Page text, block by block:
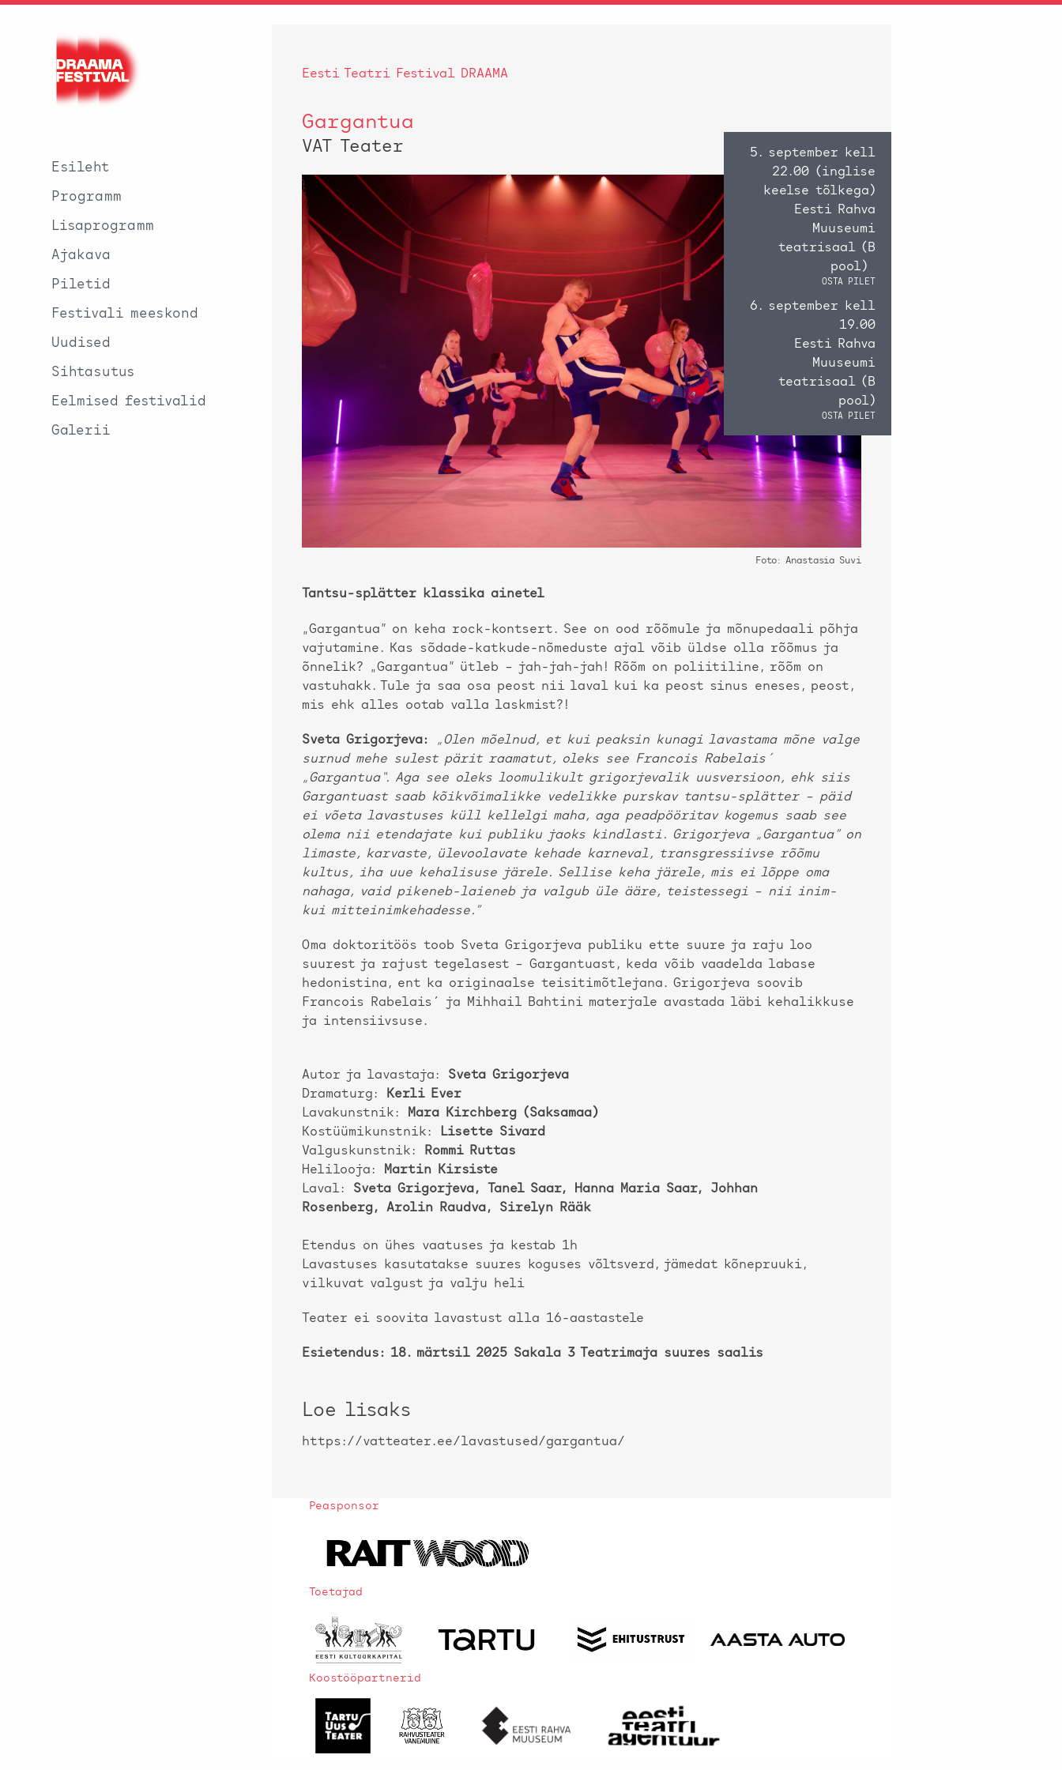
Esileht
Programm
Lisaprogramm
Ajakava
Piletid
Festivali meeskond
Uudised
Sihtasutus
Eelmised festivalid
Galerii
Eesti Teatri Festival DRAAMA
Gargantua
VAT Teater
Foto: Anastasia Suvi
5. september kell
22.00 (inglise
keelse tõlkega)
Eesti Rahva
Muuseumi
teatrisaal (B
pool)
OSTA PILET
6. september kell
19.00
Eesti Rahva
Muuseumi
teatrisaal (B
pool)
OSTA PILET
Tantsu-splätter klassika ainetel
„Gargantua” on keha rock-kontsert. See on ood rõõmule ja mõnupedaali põhja
vajutamine. Kas sõdade-katkude-nõmeduste ajal võib üldse olla rõõmus ja
õnnelik? „Gargantua” ütleb – jah-jah-jah! Rõõm on poliitiline, rõõm on
vastuhakk. Tule ja saa osa peost nii laval kui ka peost sinus eneses, peost,
mis ehk alles ootab valla laskmist?!
Sveta Grigorjeva:
„Olen mõelnud, et kui peaksin kunagi lavastama mõne valge
surnud mehe sulest pärit raamatut, oleks see Francois Rabelais´
„Gargantua“. Aga see oleks loomulikult grigorjevalik uusversioon, ehk siis
Gargantuast saab kõikvõimalikke vedelikke purskav tantsu-splätter – päid
ei võeta lavastuses küll kellelgi maha, aga peadpööritav kogemus saab see
olema nii etendajate kui publiku jaoks kindlasti. Grigorjeva „Gargantua” on
limaste, karvaste, ülevoolavate kehade karneval, transgressiivse rõõmu
kultus, iha uue kehalisuse järele. Sellise keha järele, mis ei lõppe oma
nahaga, vaid pikeneb-laieneb ja valgub üle ääre, teistessegi – nii inim-
kui mitteinimkehadesse.”
Oma doktoritöös toob Sveta Grigorjeva publiku ette suure ja raju loo
suurest ja rajust tegelasest – Gargantuast, keda võib vaadelda labase
hedonistina, ent ka originaalse teisitimõtlejana. Grigorjeva soovib
Francois Rabelais´ ja Mihhail Bahtini materjale avastada läbi kehalikkuse
ja intensiivsuse.
Autor ja lavastaja: Sveta Grigorjeva
Dramaturg:
Kerli Ever
Lavakunstnik:
Mara Kirchberg (Saksamaa)
Kostüümikunstnik:
Lisette Sivard
Valguskunstnik:
Rommi Ruttas
Helilooja:
Martin Kirsiste
Laval: Sveta Grigorjeva, Tanel Saar, Hanna Maria Saar, Johhan
Rosenberg, Arolin Raudva, Sirelyn Rääk
Etendus on ühes vaatuses ja kestab 1h
Lavastuses kasutatakse suures koguses võltsverd, jämedat kõnepruuki,
vilkuvat valgust ja valju heli
Teater ei soovita lavastust alla 16-aastastele
Esietendus: 18. märtsil 2025 Sakala 3 Teatrimaja suures saalis
Loe lisaks
https://vatteater.ee/lavastused/gargantua/
Peasponsor
Toetajad
Koostööpartnerid